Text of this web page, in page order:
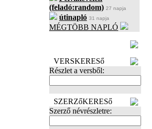
(feladó:random) 27 napja
útinapló 31 napja
MÉGTÖBB NAPLÓ
VERSKERESő
Részlet a versből:
SZERZőKERESő
Szerző névrészletre: